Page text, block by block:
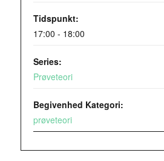
Tidspunkt:
17:00 - 18:00
Series:
Prøveteori
Begivenhed Kategori:
prøveteori